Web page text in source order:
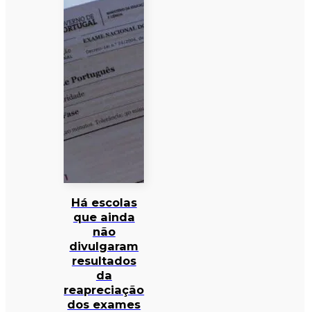
Há escolas
que ainda
não
divulgaram
resultados
da
reapreciação
dos exames